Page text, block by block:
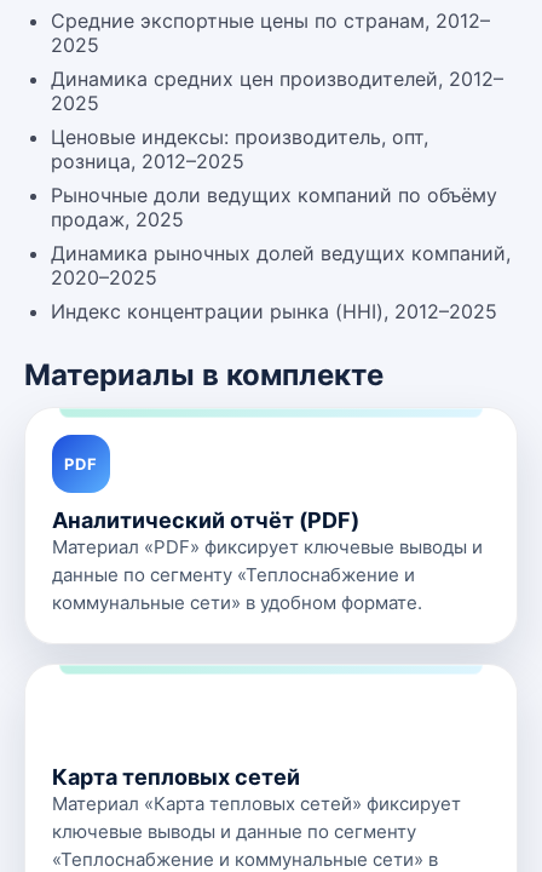
Средние экспортные цены по странам, 2012–
2025
Динамика средних цен производителей, 2012–
2025
Ценовые индексы: производитель, опт,
розница, 2012–2025
Рыночные доли ведущих компаний по объёму
продаж, 2025
Динамика рыночных долей ведущих компаний,
2020–2025
Индекс концентрации рынка (HHI), 2012–2025
Материалы в комплекте
PDF
Аналитический отчёт (PDF)
Материал «PDF» фиксирует ключевые выводы и
данные по сегменту «Теплоснабжение и
коммунальные сети» в удобном формате.
Карта тепловых сетей
Материал «Карта тепловых сетей» фиксирует
ключевые выводы и данные по сегменту
«Теплоснабжение и коммунальные сети» в